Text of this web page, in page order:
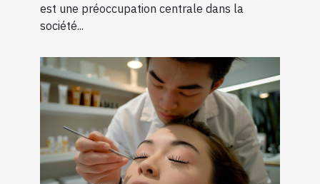
est une préoccupation centrale dans la
société...